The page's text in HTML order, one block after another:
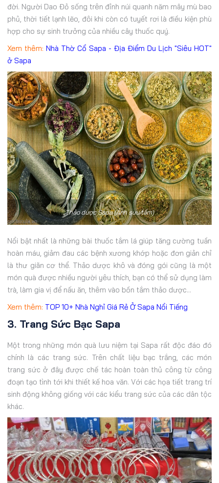
đời. Người Dao Đỏ sống trên đỉnh núi quanh năm mây mù bao
phủ, thời tiết lạnh lẽo, đôi khi còn có tuyết rơi là điều kiện phù
hợp cho sự sinh trưởng của nhiều cây thuốc quý.
Xem thêm: Nhà Thờ Cổ Sapa - Địa Điểm Du Lịch "Siêu HOT"
ở Sapa
Thảo dược Sapa (Ảnh sưu tầm)
Nổi bật nhất là những bài thuốc tắm lá giúp tăng cường tuần
hoàn máu, giảm đau các bệnh xương khớp hoặc đơn giản chỉ
là thư giãn cơ thể. Thảo dược khô và đóng gói cũng là một
món quà được nhiều người yêu thích, bạn có thể sử dụng làm
trà, làm gia vị để nấu ăn, thêm vào bồn tắm thảo dược...
Xem thêm: TOP 10+ Nhà Nghỉ Giá Rẻ Ở Sapa Nổi Tiếng
3. Trang Sức Bạc Sapa
Một trong những món quà lưu niệm tại Sapa rất độc đáo đó
chính là các trang sức. Trên chất liệu bạc trắng, các món
trang sức ở đây được chế tác hoàn toàn thủ công từ công
đoạn tạo tình tới khi thiết kế hoa văn. Với các họa tiết trang trí
sinh động không giống với các kiểu trang sức của các dân tộc
khác.